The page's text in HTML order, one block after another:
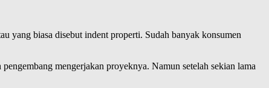
yang biasa disebut indent properti. Sudah banyak konsumen
mengerjakan proyeknya. Namun setelah sekian lama